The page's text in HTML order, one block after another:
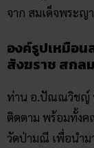
จาก สมเด็จพระญ
องค์รูปเหมือ
สังฆราช สก
ท่าน อ.ปัณณวิชญ์
ติดตาม พร้อมทั้งค
วัดป่ามณี เพื่อนำ